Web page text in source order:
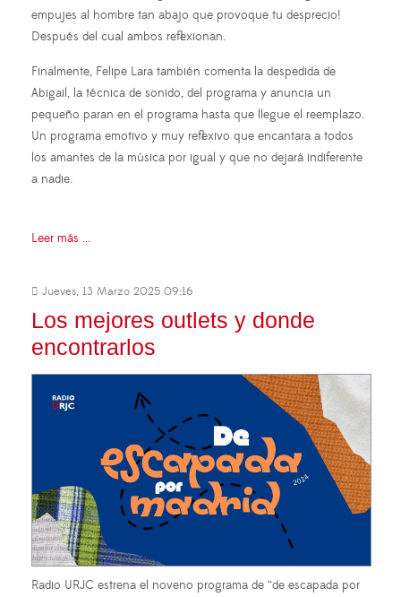
empujes al hombre tan abajo que provoque tu desprecio!
Después del cual ambos reflexionan.
Finalmente, Felipe Lara también comenta la despedida de
Abigail, la técnica de sonido, del programa y anuncia un
pequeño paran en el programa hasta que llegue el reemplazo.
Un programa emotivo y muy reflexivo que encantara a todos
los amantes de la música por igual y que no dejará indiferente
a nadie.
Leer más ...
Jueves, 13 Marzo 2025 09:16
Los mejores outlets y donde
encontrarlos
Radio URJC estrena el noveno programa de “de escapada por